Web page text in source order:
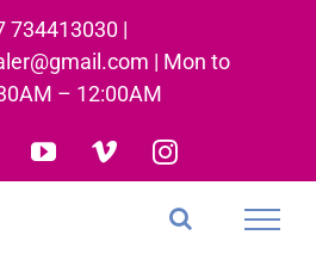
734413030 |
| Mon to
– 12:00AM
YouTubeVimeoInstagram